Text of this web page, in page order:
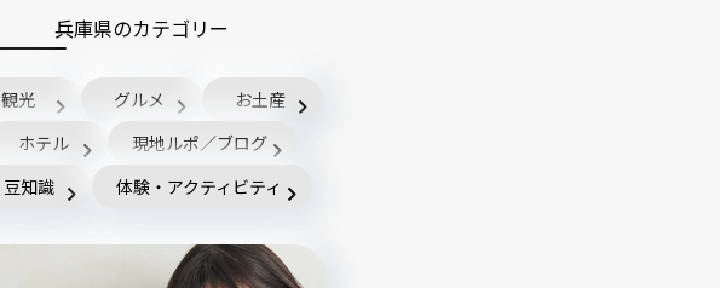
兵庫県のカテゴリー
観光 グルメ
お土産
ホテル
現地ルポ／ブログ
豆知識
体験・アクティビティ